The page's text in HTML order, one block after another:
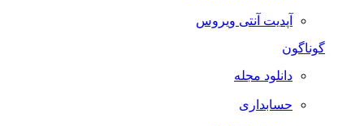
آپدیت آنتی ویروس
گوناگون
دانلود مجله
حسابداری